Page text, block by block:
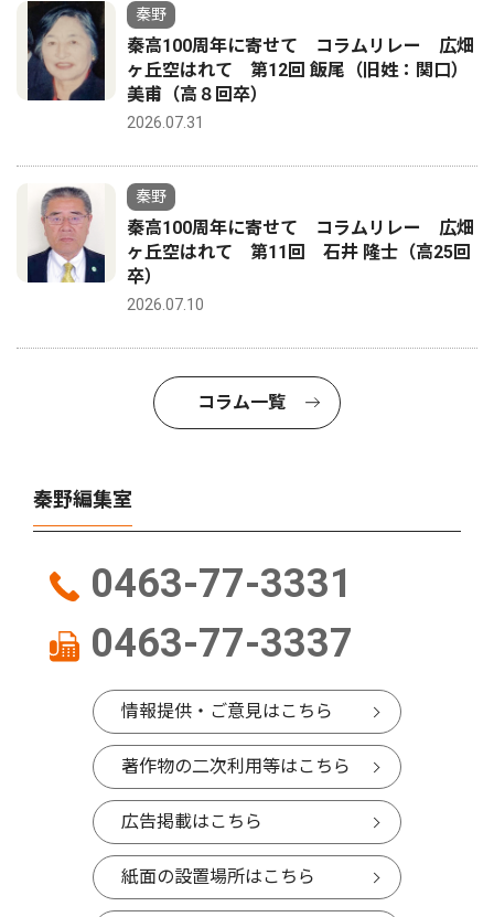
秦野
秦高100周年に寄せて コラムリレー 広畑
ヶ丘空はれて 第12回 飯尾（旧姓：関口）
美甫（高８回卒）
2026.07.31
秦野
秦高100周年に寄せて コラムリレー 広畑
ヶ丘空はれて 第11回 石井 隆士（高25回
卒）
2026.07.10
コラム一覧
秦野編集室
0463-77-3331
0463-77-3337
情報提供・ご意見はこちら
著作物の二次利用等はこちら
広告掲載はこちら
紙面の設置場所はこちら